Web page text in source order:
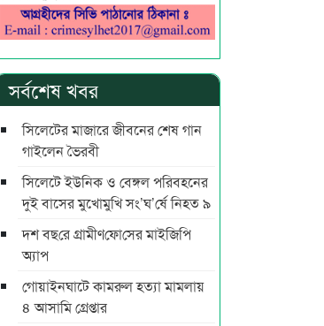
সর্বশেষ খবর
সিলেটের মাজারে জীবনের শেষ গান
গাইলেন ভৈরবী
সিলেটে ইউনিক ও বেঙ্গল পরিবহনের
দুই বাসের মুখোমুখি সং’ঘ’র্ষে নিহত ৯
দশ বছ‌রে গ্রামীণ‌ফো‌সের মাইজিপি
অ্যাপ
গোয়াইনঘাটে কামরুল হত্যা মামলায়
৪ আসামি গ্রেপ্তার